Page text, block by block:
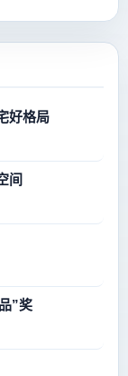
好格局
间
”奖